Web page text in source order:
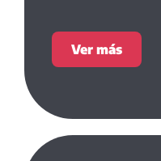
Ver más